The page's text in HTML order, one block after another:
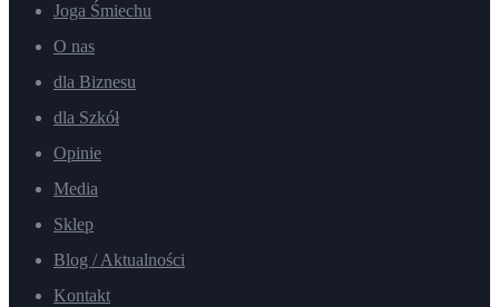
Joga Śmiechu
O nas
dla Biznesu
dla Szkół
Opinie
Media
Sklep
Blog / Aktualności
Kontakt